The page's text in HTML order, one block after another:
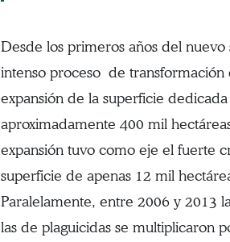
Desde los primeros años del
intenso proceso de transformación
expansión de la superficie
aproximadamente 400 mil
expansión tuvo como eje el fuerte
superficie de apenas 12 mil
Paralelamente, entre 2006 y 2013
las de plaguicidas se multiplicaron